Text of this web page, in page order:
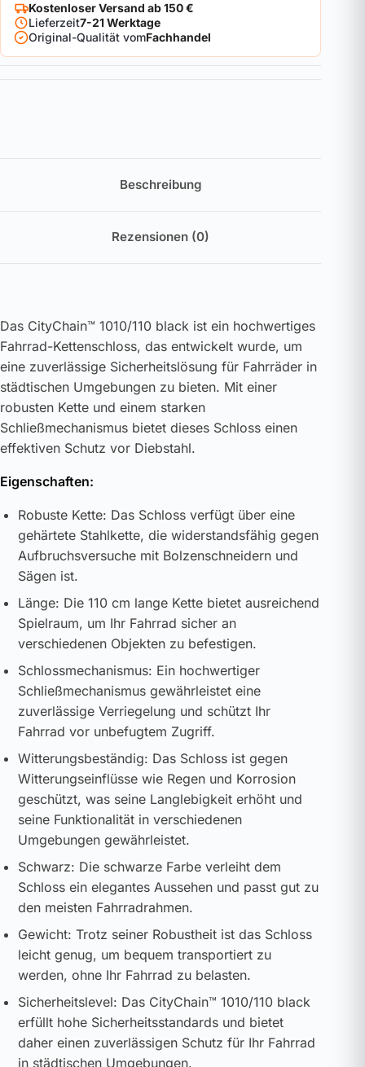
Kostenloser Versand ab 150 €
Lieferzeit7-21 Werktage
Original-Qualität vomFachhandel
Beschreibung
Rezensionen (0)
Das CityChain™ 1010/110 black ist ein hochwertiges
Fahrrad-Kettenschloss, das entwickelt wurde, um
eine zuverlässige Sicherheitslösung für Fahrräder in
städtischen Umgebungen zu bieten. Mit einer
robusten Kette und einem starken
Schließmechanismus bietet dieses Schloss einen
effektiven Schutz vor Diebstahl.
Eigenschaften:
Robuste Kette: Das Schloss verfügt über eine
gehärtete Stahlkette, die widerstandsfähig gegen
Aufbruchsversuche mit Bolzenschneidern und
Sägen ist.
Länge: Die 110 cm lange Kette bietet ausreichend
Spielraum, um Ihr Fahrrad sicher an
verschiedenen Objekten zu befestigen.
Schlossmechanismus: Ein hochwertiger
Schließmechanismus gewährleistet eine
zuverlässige Verriegelung und schützt Ihr
Fahrrad vor unbefugtem Zugriff.
Witterungsbeständig: Das Schloss ist gegen
Witterungseinflüsse wie Regen und Korrosion
geschützt, was seine Langlebigkeit erhöht und
seine Funktionalität in verschiedenen
Umgebungen gewährleistet.
Schwarz: Die schwarze Farbe verleiht dem
Schloss ein elegantes Aussehen und passt gut zu
den meisten Fahrradrahmen.
Gewicht: Trotz seiner Robustheit ist das Schloss
leicht genug, um bequem transportiert zu
werden, ohne Ihr Fahrrad zu belasten.
Sicherheitslevel: Das CityChain™ 1010/110 black
erfüllt hohe Sicherheitsstandards und bietet
daher einen zuverlässigen Schutz für Ihr Fahrrad
in städtischen Umgebungen.